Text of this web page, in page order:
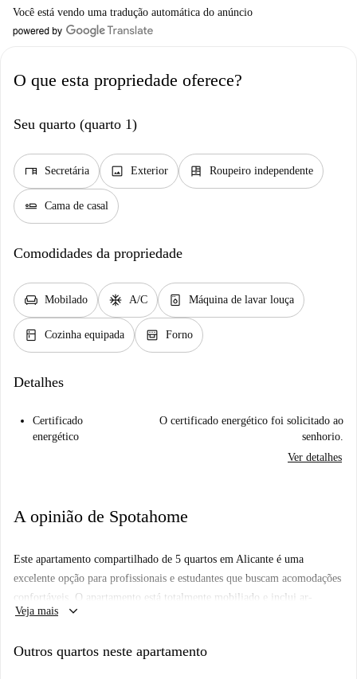
Você está vendo uma tradução automática do anúncio
O que esta propriedade oferece?
Seu quarto (quarto 1)
desk Secretária image Exterior dresser Roupeiro independente
airline_seat_flat Cama de casal
Comodidades da propriedade
chair Mobilado ac_unit A/C dishwasher_gen Máquina de lavar louça
kitchen Cozinha equipada oven_gen Forno
Detalhes
Certificado
energético
O certificado energético foi solicitado ao
senhorio.
Ver detalhes
A opinião de Spotahome
Este apartamento compartilhado de 5 quartos em Alicante é uma
excelente opção para profissionais e estudantes que buscam acomodações
confortáveis. O apartamento está totalmente mobiliado e inclui ar-
condicionado central e uma cozinha completa com lava-louças e forno
garantir uma experiência de aluguel tranquila, e casais não são
Veja mais keyboard_arrow_down
Outros quartos neste apartamento